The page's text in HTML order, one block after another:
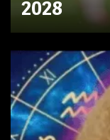
2028